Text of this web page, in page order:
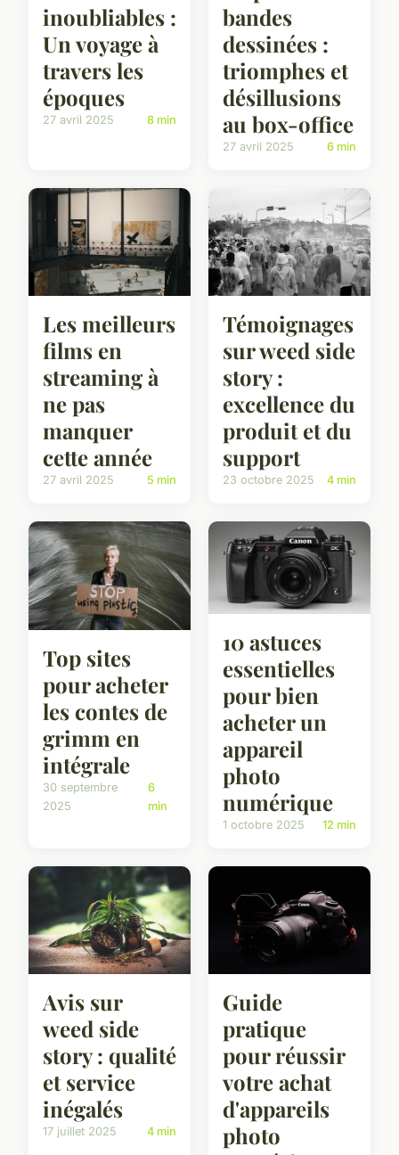
inoubliables :
Un voyage à
travers les
époques
27 avril 2025 8 min
bandes
dessinées :
triomphes et
désillusions
au box-office
27 avril 2025 6 min
Les meilleurs
films en
streaming à
ne pas
manquer
cette année
27 avril 2025 5 min
Témoignages
sur weed side
story :
excellence du
produit et du
support
23 octobre 2025 4 min
Top sites
pour acheter
les contes de
grimm en
intégrale
30 septembre
2025
6
min
10 astuces
essentielles
pour bien
acheter un
appareil
photo
numérique
1 octobre 2025 12 min
Avis sur
weed side
story : qualité
et service
inégalés
17 juillet 2025 4 min
Guide
pratique
pour réussir
votre achat
d'appareils
photo